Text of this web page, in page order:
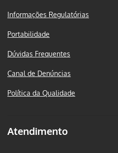
Informações Regulatórias
Portabilidade
Dúvidas Frequentes
Canal de Denúncias
Política da Qualidade
Atendimento